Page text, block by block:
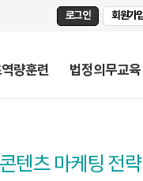
량훈련 법정의무교육
로그인 회원가
텐츠 마케팅 전략